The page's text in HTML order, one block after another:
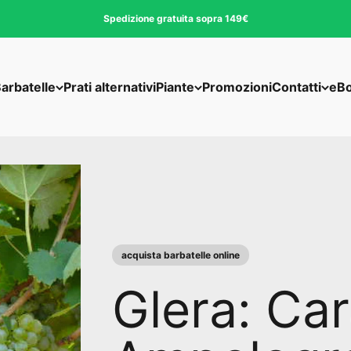
Spedizione gratuita sopra 149€
Prati alternativiPiante PromozioniContatti
acquista barbatelle online
Glera: